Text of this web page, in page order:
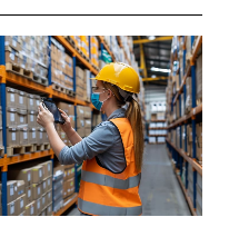
MEDIO AMBIENTE
DIGITAL